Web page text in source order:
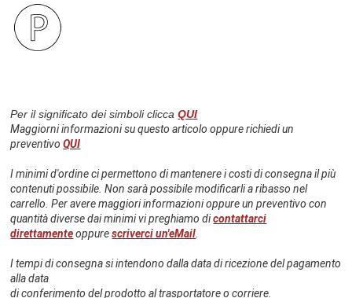
Per il significato dei simboli cliccaQUI
Maggiorni informazioni su questo articolo oppure richiedi un
preventivoQUI
I minimi d'ordine ci permettono di mantenere i costi di consegna il più
contenuti possibile. Non sarà possibile modificarli a ribasso nel
carrello. Per avere maggiori informazioni oppure un preventivo con
quantità diverse dai minimi vi preghiamo dicontattarci
direttamenteoppurescriverci un'eMail
I tempi di consegna si intendono dalla data di ricezione del pagamento
alla data
di conferimento del prodotto al trasportatore o corriere.